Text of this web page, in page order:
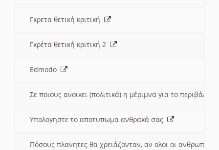
Γκρετα θετική κριτική
Γκρέτα θετική κριτική 2
Edmodo
Σε ποιους ανοικει (πολιτικά) η μέριμνα για το
Υπολογηστε το αποτυπωμα ανθρακά σας
Πόσους πλανητες θα χρειάζονταν, αν ολοι οι ανθρωποι